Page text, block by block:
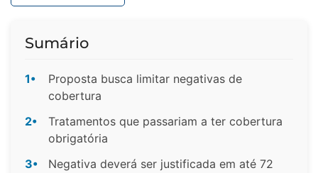
Sumário
1•
Proposta busca limitar negativas de
cobertura
2•
Tratamentos que passariam a ter cobertura
obrigatória
3•
Negativa deverá ser justificada em até 72